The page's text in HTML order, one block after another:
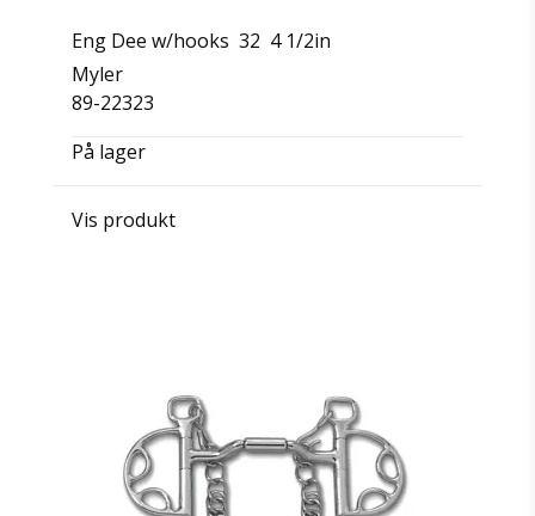
Eng Dee w/hooks 32 4 1/2in
Myler
89-22323
På lager
Vis produkt